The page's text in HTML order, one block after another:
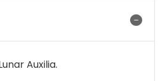
Auxilia.